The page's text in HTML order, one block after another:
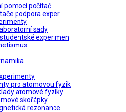
pomocí počítač
podpora exper.
sady
experimen
pro atomovou fyzik
atomové fyziky
skořápky
rezonance